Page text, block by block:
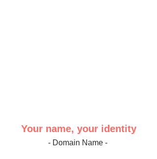
Your name, your identity
- Domain Name -